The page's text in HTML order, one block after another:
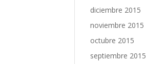
diciembre 2015
noviembre 2015
octubre 2015
septiembre 2015